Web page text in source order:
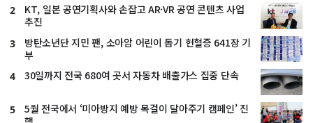
2
KT, 일본 공연기획사와 손잡고 AR·VR 공연 콘텐츠 사업
추진
3
방탄소년단 지민 팬, 소아암 어린이 돕기 헌혈증 641장 기
부
4 30일까지 전국 680여 곳서 자동차 배출가스 집중 단속
5
5월 전국에서 ‘미아방지 예방 목걸이 달아주기 캠페인’ 진